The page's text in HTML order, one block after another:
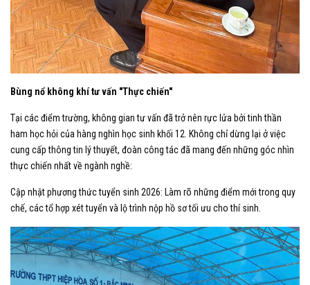
Bùng nổ không khí tư vấn "Thực chiến"
​Tại các điểm trường, không gian tư vấn đã trở nên rực lửa bởi tinh thần
ham học hỏi của hàng nghìn học sinh khối 12. Không chỉ dừng lại ở việc
cung cấp thông tin lý thuyết, đoàn công tác đã mang đến những góc nhìn
thực chiến nhất về ngành nghề:
​Cập nhật phương thức tuyển sinh 2026: Làm rõ những điểm mới trong quy
chế, các tổ hợp xét tuyển và lộ trình nộp hồ sơ tối ưu cho thí sinh.